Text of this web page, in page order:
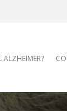
ALZHEIMER?